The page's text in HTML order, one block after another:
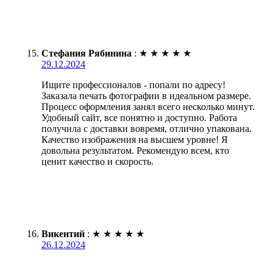
Стефания Рябинина : ★ ★ ★ ★ ★
29.12.2024
Ищите профессионалов - попали по адресу!
Заказала печать фотографии в идеальном размере.
Процесс оформления занял всего несколько минут.
Удобный сайт, все понятно и доступно. Работа
получила с доставки вовремя, отлично упакована.
Качество изображения на высшем уровне! Я
довольна результатом. Рекомендую всем, кто
ценит качество и скорость.
Викентий : ★ ★ ★ ★ ★
26.12.2024